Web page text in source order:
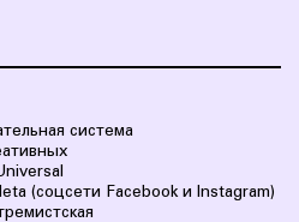
система
(соцсети Facebook и Instagram)